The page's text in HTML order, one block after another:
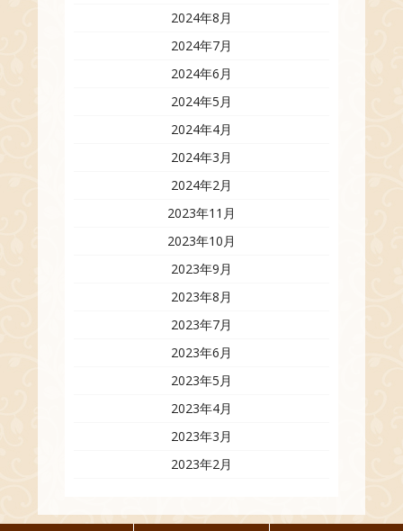
2024年8月
2024年7月
2024年6月
2024年5月
2024年4月
2024年3月
2024年2月
2023年11月
2023年10月
2023年9月
2023年8月
2023年7月
2023年6月
2023年5月
2023年4月
2023年3月
2023年2月